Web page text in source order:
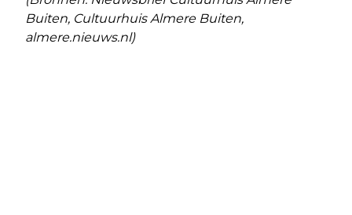
Buiten, Cultuurhuis Almere Buiten,
almere.nieuws.nl)